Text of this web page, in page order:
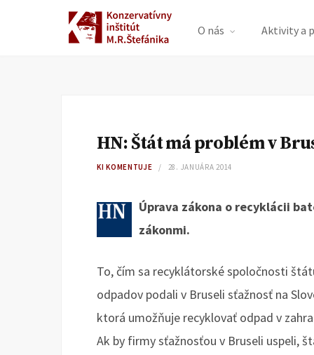
O nás Aktivity a
HN: Štát má problém v
KI KOMENTUJE 28. JANUÁRA 2014
Úprava zákona o recyklácii
zákonmi.
To, čím sa recyklátorské spoločnosti
odpadov podali v Bruseli sťažnosť na
ktorá umožňuje recyklovať odpad v
Ak by firmy sťažnosťou v Bruseli uspeli,